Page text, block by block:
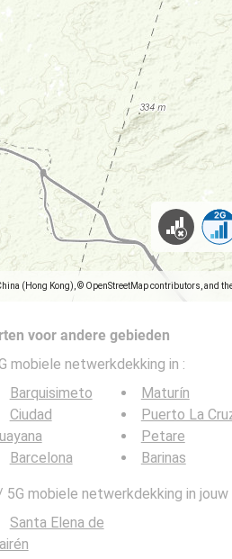
(Hong Kong), © OpenStreetMap contributors, and
voor andere gebieden
mobiele netwerkdekking in :
Barquisimeto
Ciudad
Barcelona
Maturín
Puerto La
Petare
Barinas
5G mobiele netwerkdekking in jouw
Santa Elena de